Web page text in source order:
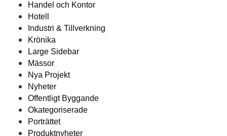
Handel och Kontor
Hotell
Industri & Tillverkning
Krönika
Large Sidebar
Mässor
Nya Projekt
Nyheter
Offentligt Byggande
Okategoriserade
Porträttet
Produktnyheter